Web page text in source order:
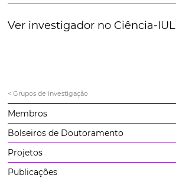
Ver investigador no Ciência-IUL
< Grupos de investigação
Membros
Bolseiros de Doutoramento
Projetos
Publicações